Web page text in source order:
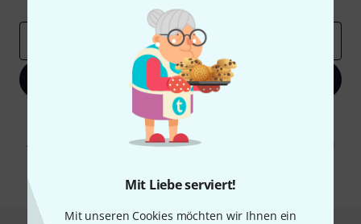
Mit Liebe serviert!
Mit unseren Cookies möchten wir Ihnen ein
Jetzt anmelden
Mit Klick auf „Jetzt anmelden“ stimmen Sie dem Erhalt von E-Mail-
Werbung und einer Messung des E-Mail-Nutzungsverhaltens zu. Die
Abmeldung ist jederzeit möglich. Weitere Informationen finden Sie in
* Pflichtfeld